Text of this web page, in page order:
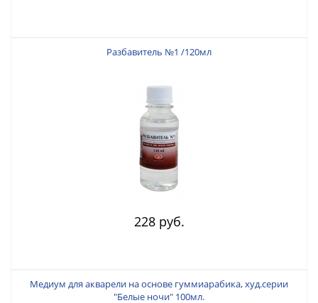
Разбавитель №1 /120мл
228 руб.
Медиум для акварели на основе гуммиарабика, худ.серии
"Белые ночи" 100мл.